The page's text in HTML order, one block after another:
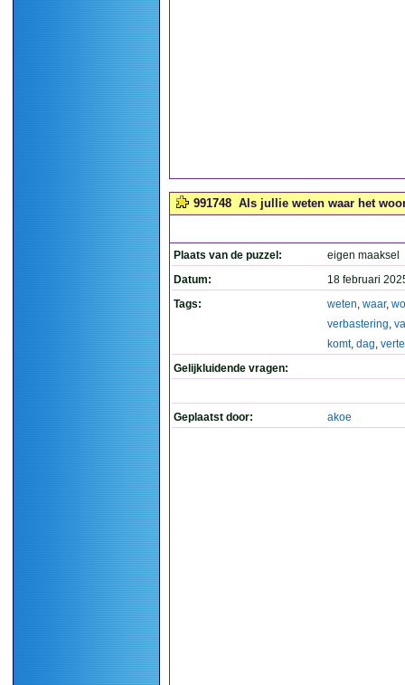
991748 Als jullie weten waar het
Plaats van de puzzel:
eigen maaksel
Datum:
18 februari
Tags:
weten, waar,
verbastering,
komt, dag,
Gelijkluidende vragen:
Geplaatst door: akoe